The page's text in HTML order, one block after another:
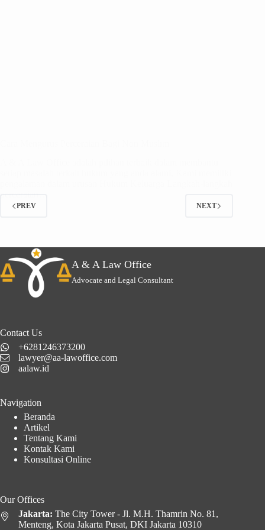
PREV NEXT
A & A Law Office
Advocate and Legal Consultant
Contact Us
+6281246373200
lawyer@aa-lawoffice.com
aalaw.id
Navigation
Beranda
Artikel
Tentang Kami
Kontak Kami
Konsultasi Online
Our Offices
Jakarta: The City Tower - Jl. M.H. Thamrin No. 81,
Menteng, Kota Jakarta Pusat, DKI Jakarta 10310